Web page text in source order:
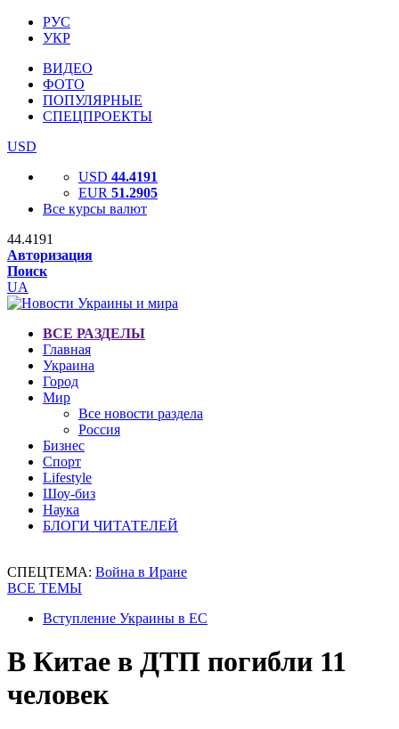
РУС
УКР
ВИДЕО
ФОТО
ПОПУЛЯРНЫЕ
СПЕЦПРОЕКТЫ
USD
USD 44.4191
EUR 51.2905
Все курсы валют
44.4191
Авторизация
Поиск
UA
ВСЕ РАЗДЕЛЫ
Главная
Украина
Город
Мир
Все новости раздела
Россия
Бизнес
Спорт
Lifestyle
Шоу-биз
Наука
БЛОГИ ЧИТАТЕЛЕЙ
СПЕЦТЕМА: Война в Иране
ВСЕ ТЕМЫ
Вступление Украины в ЕС
В Китае в ДТП погибли 11
человек